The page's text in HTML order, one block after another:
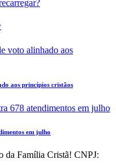
aos princípios cristãos
em julho
da Família Cristã! CNPJ: